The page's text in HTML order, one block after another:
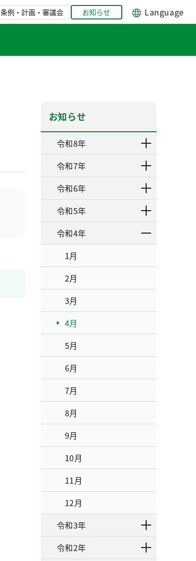
条例・計画・審議会 お知らせ Language
お知らせ
令和8年
令和7年
令和6年
令和5年
令和4年
1月
2月
3月
4月
5月
6月
7月
8月
9月
10月
11月
12月
令和3年
令和2年